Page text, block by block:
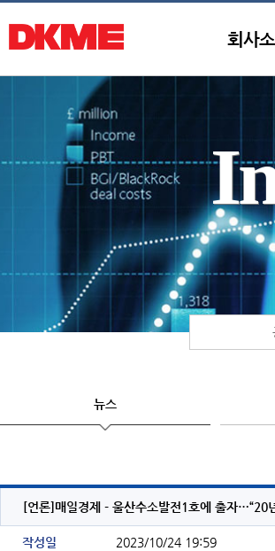
회사
뉴스
[언론]매일경제 - 울산수소발전1호에 출자…“20
작성일 2023/10/24 19:59